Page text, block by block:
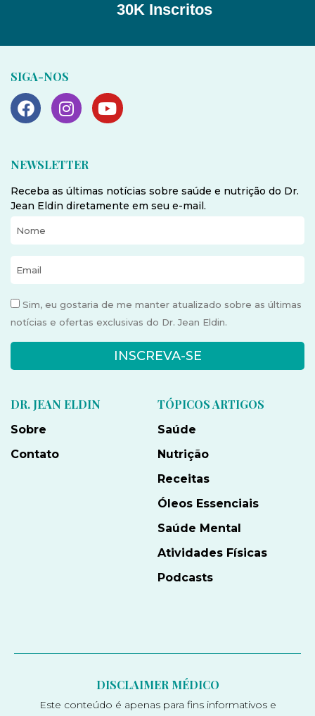
30K Inscritos
SIGA-NOS
NEWSLETTER
Receba as últimas notícias sobre saúde e nutrição do Dr.
Jean Eldin diretamente em seu e-mail.
Sim, eu gostaria de me manter atualizado sobre as últimas
notícias e ofertas exclusivas do Dr. Jean Eldin.
INSCREVA-SE
DR. JEAN ELDIN
Sobre
Contato
TÓPICOS ARTIGOS
Saúde
Nutrição
Receitas
Óleos Essenciais
Saúde Mental
Atividades Físicas
Podcasts
DISCLAIMER MÉDICO
Este conteúdo é apenas para fins informativos e